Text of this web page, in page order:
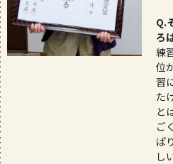
Q.
ろ
練
位
習
た
と
ご
ぱ
し